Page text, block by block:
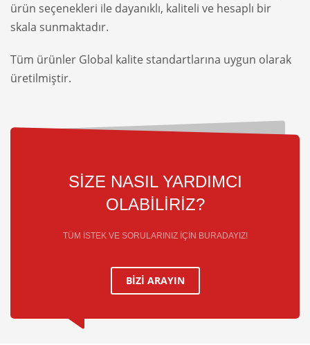
ürün seçenekleri ile dayanıklı, kaliteli ve hesaplı bir
skala sunmaktadır.
Tüm ürünler Global kalite standartlarına uygun olarak
üretilmiştir.
SİZE NASIL YARDIMCI
OLABİLİRİZ?
TÜM İSTEK VE SORULARINIZ İÇİN BURADAYIZ!
BİZİ ARAYIN